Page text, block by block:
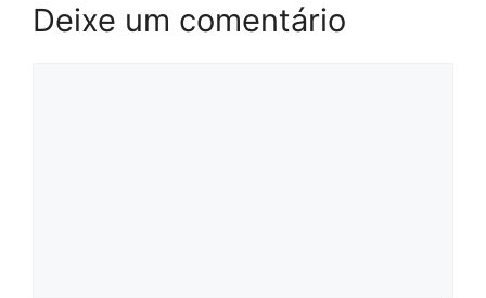
Deixe um comentário